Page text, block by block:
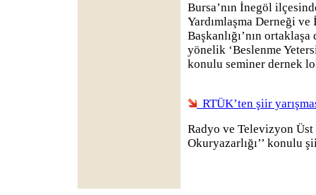
Bursa’nın İnegöl
Yardımlaşma Derneği ve
Başkanlığı’nın
yönelik ‘Beslenme
konulu seminer dernek
RTÜK’ten şiir
Radyo ve Televizyon
Okuryazarlığı’’ konulu